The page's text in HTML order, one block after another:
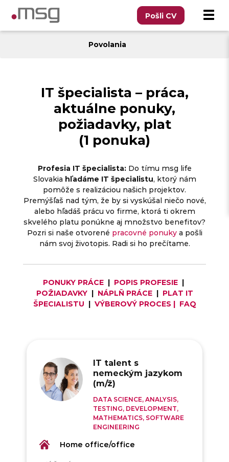
Pošli CV
Povolania
IT špecialista – práca,
aktuálne ponuky,
požiadavky, plat
(1 ponuka)
Profesia IT špecialista:Do tímu msg life
Slovakia hľadáme IT špecialistu, ktorý nám
pomôže s realizáciou našich projektov.
Premýšľaš nad tým, že by si vyskúšal niečo nové,
alebo hľadáš prácu vo firme, ktorá ti okrem
skvelého platu ponúkne aj množstvo benefitov?
Pozri si naše otvorené pracovné ponukya pošli
nám svoj životopis. Radi si ho prečítame.
PONUKY PRÁCE | POPIS PROFESIE |
POŽIADAVKY| NÁPLŇ PRÁCE| PLAT IT
ŠPECIALISTU | VÝBEROVÝ PROCES | FAQ
IT talent s
nemeckým jazykom
(m/ž)
DATA SCIENCE, ANALYSIS,
TESTING, DEVELOPMENT,
MATHEMATICS, SOFTWARE
ENGINEERING
Home office/office